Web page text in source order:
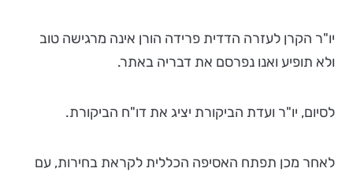
יו"ר הקרן לעזרה הדדית פרידה הורן אינה מרגישה טוב
ולא תופיע ואנו נפרסם את דבריה באתר.
לסיום, יו"ר ועדת הביקורת יציג את דו"ח הביקורת.
לאחר מכן תפתח האסיפה הכללית לקראת בחירות, עם